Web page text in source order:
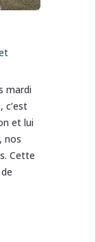
mardi
c’est
et lui
nos
Cette